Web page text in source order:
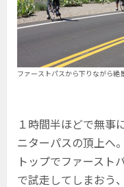
ファーストパスから下りながら絶
１時間半ほどで無事
ニターパスの頂上へ。
トップでファースト
で試走してしまおう